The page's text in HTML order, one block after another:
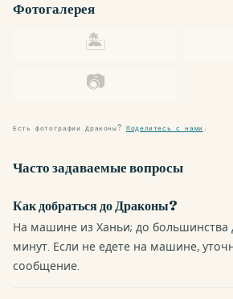
Фотогалерея
🏝
📷
Есть фотографии Драконы? Поделитесь с нами .
Часто задаваемые вопросы
Как добраться до Драконы?
На машине из Ханьи; до большинства
минут. Если не едете на машине,
сообщение.